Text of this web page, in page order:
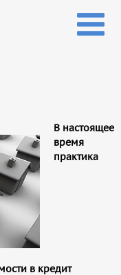
В настоящее
время
практика
в кредит